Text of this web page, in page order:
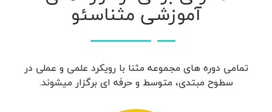
آموزشی مثناسئو
تمامی دوره های مجموعه مثنا با رویکرد علمی و عملی در
سطوح مبتدی، متوسط و حرفه ای برگزار میشوند.